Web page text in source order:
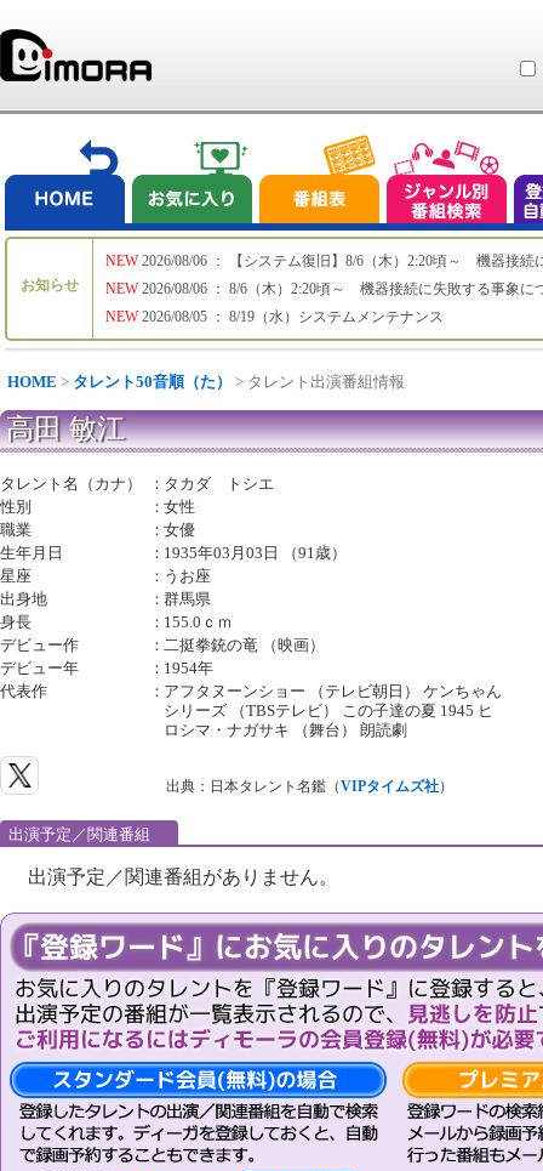
お知らせ
NEW
NEW
NEW
2026/08/06 ： 【システム復旧】8/6（木）2:20頃～ 機器接続
2026/08/06 ： 8/6（木）2:20頃～ 機器接続に失敗する事象に
2026/08/05 ： 8/19（水）システムメンテナンス
HOME > タレント50音順（た） > タレント出演番組情報
高田 敏江
タレント名（カナ） ： タカダ トシエ
性別
：女性
職業
：女優
生年月日
： 1935年03月03日 （91歳）
星座
： うお座
出身地
：群馬県
身長
： 155.0ｃｍ
デビュー作
：二挺拳銃の竜 （映画）
デビュー年
： 1954年
代表作
： アフタヌーンショー （テレビ朝日） ケンちゃん
シリーズ （TBSテレビ） この子達の夏 1945 ヒ
ロシマ・ナガサキ （舞台） 朗読劇
出典：日本タレント名鑑（VIPタイムズ社）
出演予定／関連番組
出演予定／関連番組がありません。